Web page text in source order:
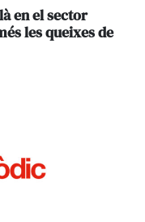
en el sector
les queixes de